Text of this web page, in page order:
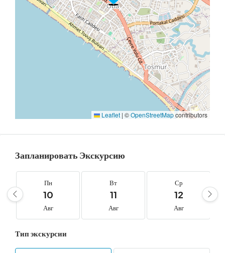
Leaflet | ©OpenStreetMapcontributors
Запланировать Экскурсию
Пн
10
Авг
Вт
11
Авг
Ср
12
Авг
Тип экскурсии